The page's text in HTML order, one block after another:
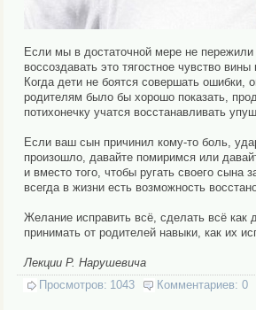
Если мы в достаточной мере не
воссоздавать это тягостное чувство вины
Когда дети не боятся совершать ошибки,
родителям было бы хорошо показать,
потихонечку учатся восстанавливать
Если ваш сын причинил кому-то боль,
произошло, давайте помиримся или
и вместо того, чтобы ругать своего
всегда в жизни есть возможность
Желание исправить всё, сделать всё как
принимать от родителей навыки, как их
Лекции Р. Нарушевича
Просмотров: 1043 Комментариев: 0